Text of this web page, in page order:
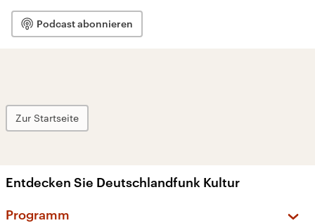
Podcast abonnieren
Zur Startseite
Entdecken Sie Deutschlandfunk Kultur
Programm